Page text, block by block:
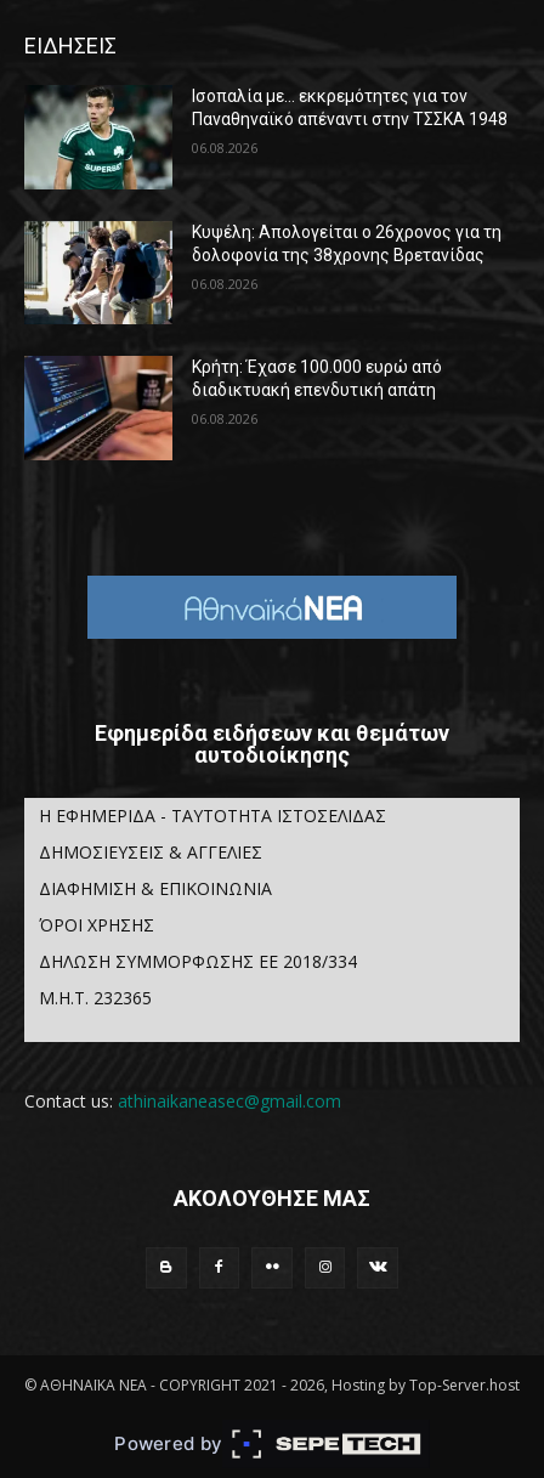
ΕΙΔΗΣΕΙΣ
Ισοπαλία με… εκκρεμότητες για τον
Παναθηναϊκό απέναντι στην ΤΣΣΚΑ 1948
06.08.2026
Κυψέλη: Απολογείται ο 26χρονος για τη
δολοφονία της 38χρονης Βρετανίδας
06.08.2026
Κρήτη: Έχασε 100.000 ευρώ από
διαδικτυακή επενδυτική απάτη
06.08.2026
Εφημερίδα ειδήσεων και θεμάτων
αυτοδιοίκησης
Η ΕΦΗΜΕΡΙΔΑ - ΤΑΥΤΟΤΗΤΑ ΙΣΤΟΣΕΛΙΔΑΣ
ΔΗΜΟΣΙΕΥΣΕΙΣ & ΑΓΓΕΛΙΕΣ
ΔΙΑΦΗΜΙΣΗ & ΕΠΙΚΟΙΝΩΝΙΑ
ΌΡΟΙ ΧΡΗΣΗΣ
ΔΗΛΩΣΗ ΣΥΜΜΟΡΦΩΣΗΣ ΕΕ 2018/334
Μ.Η.Τ. 232365
Contact us: athinaikaneasec@gmail.com
ΑΚΟΛΟΥΘΗΣΕ ΜΑΣ
© ΑΘΗΝΑΪΚΑ ΝΕΑ - COPYRIGHT 2021 - 2026, Hosting by Top-Server.host
Powered by